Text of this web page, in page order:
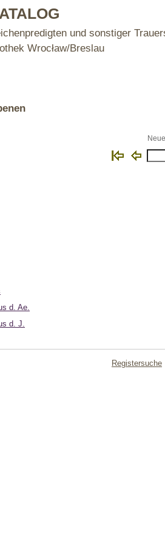
und sonstiger
Wrocław/Breslau
d. Ae.
d. J.
Registersuche